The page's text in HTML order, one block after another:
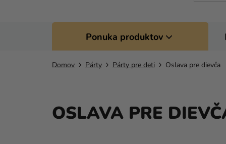
Ponuka produktov
Domov Párty Párty pre deti Oslava pre dievča
OSLAVA PRE